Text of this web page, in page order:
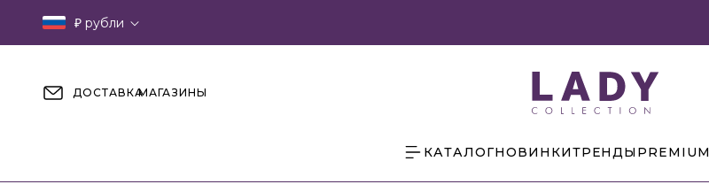
₽ рубли
ДОСТАВКАМАГАЗИНЫ
КАТАЛОГНОВИНКИТРЕНДЫ PREMIUM